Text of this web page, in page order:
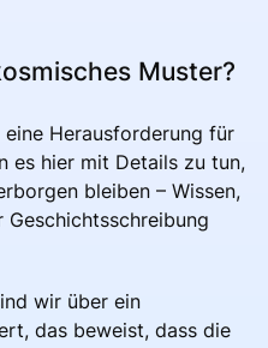
Muster?
Herausforderung für
es hier mit Details zu tun,
bleiben – Wissen,
wir über ein
das beweist, dass die